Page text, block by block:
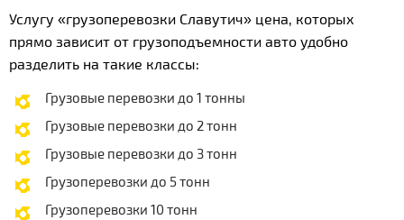
Услугу «грузоперевозки Славутич» цена, которых
прямо зависит от грузоподъемности авто удобно
разделить на такие классы:
Грузовые перевозки до 1 тонны
Грузовые перевозки до 2 тонн
Грузовые перевозки до 3 тонн
Грузоперевозки до 5 тонн
Грузоперевозки 10 тонн